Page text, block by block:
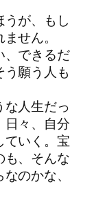
が、もし
せん。
、できるだ
願う人も
人生だっ
日々、自分
ていく。宝
も、そんな
のかな、